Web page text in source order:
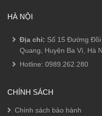
HÀ NỘI
Địa chỉ: Số 15 Đường Đồi
Quang, Huyện Ba Vì, Hà
Hotline: 0989.262.280
CHÍNH SÁCH
Chính sách bảo hành